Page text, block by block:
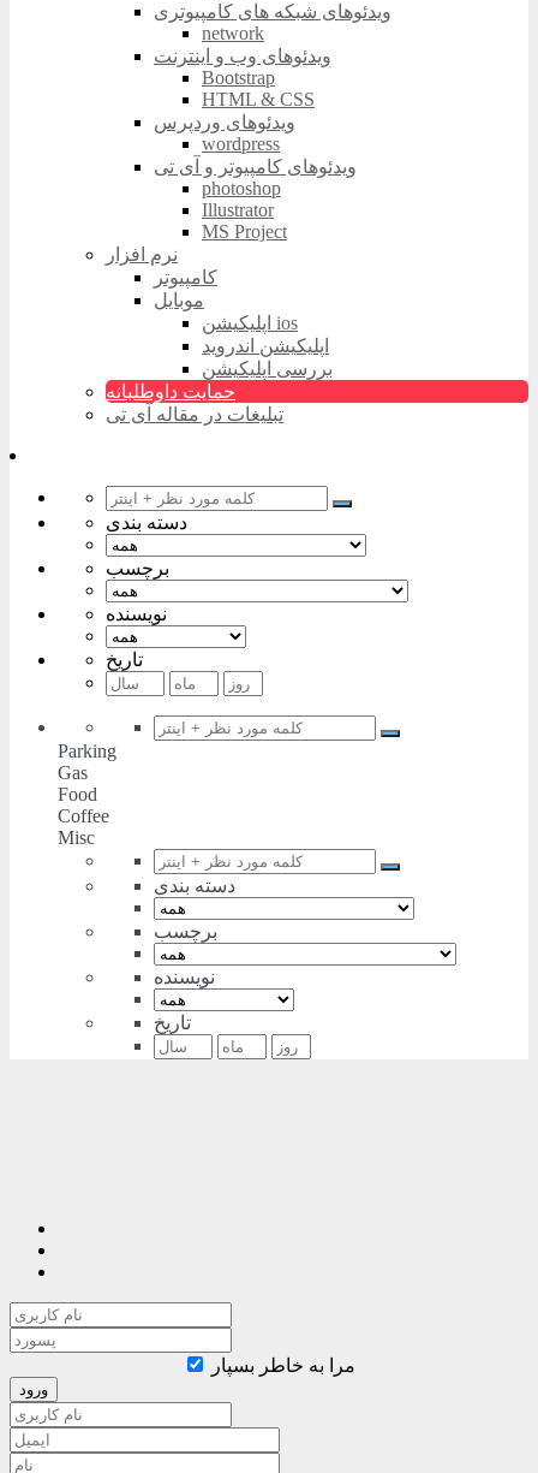
ویدئوهای شبکه های کامپیوتری
network
ویدئوهای وب و اینترنت
Bootstrap
HTML & CSS
ویدئوهای وردپرس
wordpress
ویدئوهای کامپیوتر و آی تی
photoshop
Illustrator
MS Project
نرم افزار
کامپیوتر
موبایل
اپلیکیشن ios
اپلیکیشن اندروید
بررسی اپلیکیشن
حمایت داوطلبانه
تبلیغات در مقاله آی تی
دسته بندی
برچسب
نویسنده
تاریخ
Parking
Gas
Food
Coffee
Misc
دسته بندی
برچسب
نویسنده
تاریخ
مرا به خاطر بسپار